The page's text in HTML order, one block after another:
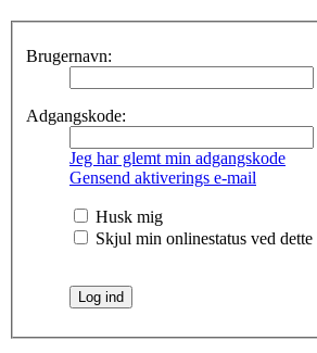
Brugernavn:
Adgangskode:
Jeg har glemt min adgangskode
Gensend aktiverings e-mail
Husk mig
Skjul min onlinestatus ved dette